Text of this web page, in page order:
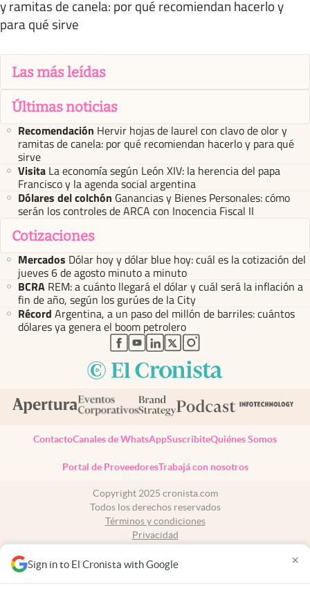
Sign in to El Cronista with Google ×
y ramitas de canela: por qué recomiendan hacerlo y
para qué sirve
Las más leídas
Últimas noticias
Recomendación Hervir hojas de laurel con clavo de olor y
ramitas de canela: por qué recomiendan hacerlo y para qué
sirve
Visita La economía según León XIV: la herencia del papa
Francisco y la agenda social argentina
Dólares del colchón Ganancias y Bienes Personales: cómo
serán los controles de ARCA con Inocencia Fiscal II
Cotizaciones
Mercados Dólar hoy y dólar blue hoy: cuál es la cotización del
jueves 6 de agosto minuto a minuto
BCRA REM: a cuánto llegará el dólar y cuál será la inflación a
fin de año, según los gurúes de la City
Récord Argentina, a un paso del millón de barriles: cuántos
dólares ya genera el boom petrolero
abre en nueva pestaña
abre en nueva pestaña
abre en nueva pestaña
abre en nueva pestaña
abre en nueva pestaña
ContactoCanales de WhatsAppSuscribiteQuiénes Somos
Portal de ProveedoresTrabajá con nosotros
Copyright 2025 cronista.com
Todos los derechos reservados
Términos y condiciones
Privacidad
Tel: +54 11 7078-3270